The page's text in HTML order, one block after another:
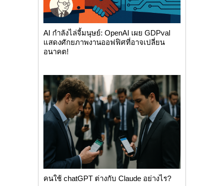
AI กำลังไล่จี้มนุษย์: OpenAI เผย GDPval
แสดงศักยภาพงานออฟฟิศที่อาจเปลี่ยน
อนาคต!
คนใช้ chatGPT ต่างกับ Claude อย่างไร?